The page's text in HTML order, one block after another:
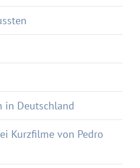
in Deutschland
Kurzfilme von Pedro